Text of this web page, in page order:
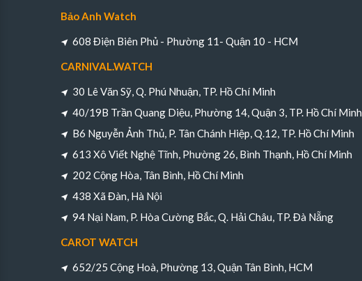
Bảo Anh Watch
608 Điện Biên Phủ - Phường 11- Quận 10 - HCM
CARNIVAL.WATCH
30 Lê Văn Sỹ, Q. Phú Nhuận, TP. Hồ Chí Minh
40/19B Trần Quang Diệu, Phường 14, Quận 3, TP. Hồ Chí Minh
B6 Nguyễn Ảnh Thủ, P. Tân Chánh Hiệp, Q.12, TP. Hồ Chí Minh
613 Xô Viết Nghệ Tĩnh, Phường 26, Bình Thạnh, Hồ Chí Minh
202 Cộng Hòa, Tân Bình, Hồ Chí Minh
438 Xã Đàn, Hà Nội
94 Nại Nam, P. Hòa Cường Bắc, Q. Hải Châu, TP. Đà Nẵng
CAROT WATCH
652/25 Cộng Hoà, Phường 13, Quận Tân Bình, HCM